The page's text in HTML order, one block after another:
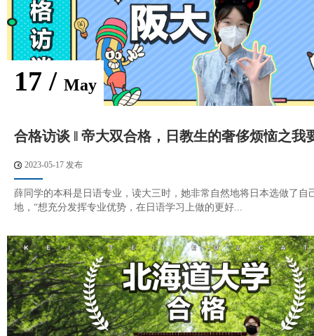
17 / May
合格访谈 ‖ 帝大双合格，日教生的奢侈烦恼之我
2023-05-17 发布
薛同学的本科是日语专业，读大三时，她非常自然地将日本选做了自
地，“想充分发挥专业优势，在日语学习上做的更好...